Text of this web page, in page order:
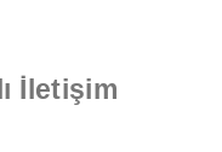
İletişim